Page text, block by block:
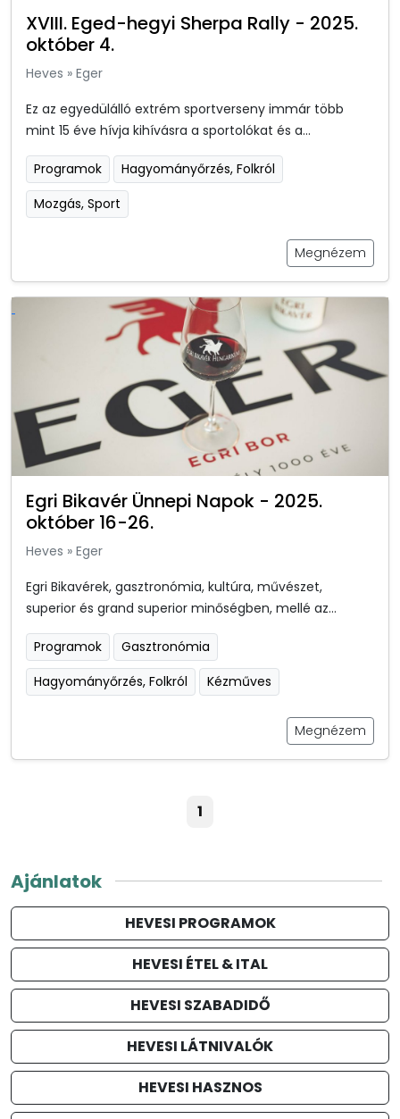
XVIII. Eged-hegyi Sherpa Rally - 2025.
október 4.
Heves » Eger
Ez az egyedülálló extrém sportverseny immár több
mint 15 éve hívja kihívásra a sportolókat és a...
Programok
Hagyományőrzés, Folkról
Mozgás, Sport
Megnézem
Egri Bikavér Ünnepi Napok - 2025.
október 16-26.
Heves » Eger
Egri Bikavérek, gasztronómia, kultúra, művészet,
superior és grand superior minőségben, mellé az...
Programok
Gasztronómia
Hagyományőrzés, Folkról
Kézműves
Megnézem
1
Ajánlatok
HEVESI PROGRAMOK
HEVESI ÉTEL & ITAL
HEVESI SZABADIDŐ
HEVESI LÁTNIVALÓK
HEVESI HASZNOS